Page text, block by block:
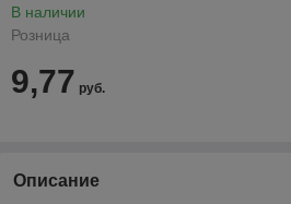
В наличии
Розница
9,77 руб.
Описание